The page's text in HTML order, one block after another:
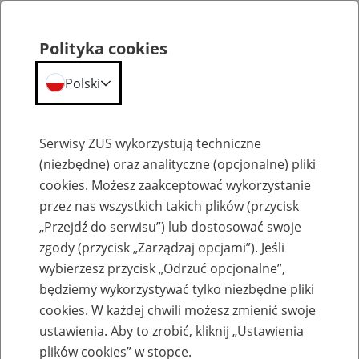
Szkolenia
Zaproś ZUS do siebie: Aktywni 50+
Polityka cookies
Polski
Serwisy ZUS wykorzystują techniczne
(niezbędne) oraz analityczne (opcjonalne) pliki
cookies. Możesz zaakceptować wykorzystanie
przez nas wszystkich takich plików (przycisk
„Przejdź do serwisu”) lub dostosować swoje
zgody (przycisk „Zarządzaj opcjami”). Jeśli
wybierzesz przycisk „Odrzuć opcjonalne”,
będziemy wykorzystywać tylko niezbędne pliki
cookies. W każdej chwili możesz zmienić swoje
ustawienia. Aby to zrobić, kliknij „Ustawienia
plików cookies” w stopce.